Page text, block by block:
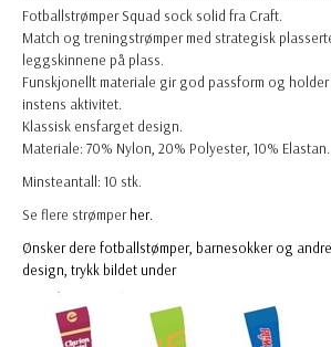
Fotballstrømper Squad sock solid fra Craft.
Match og treningstrømper med strategisk
leggskinnene på plass.
Funskjonellt materiale gir god passform og
instens aktivitet.
Klassisk ensfarget design.
Materiale: 70% Nylon, 20% Polyester, 10% Elastan.
Minsteantall: 10 stk.
Se flere strømperher.
Ønsker dere fotballstømper, barnesokker og
design, trykk bildet under